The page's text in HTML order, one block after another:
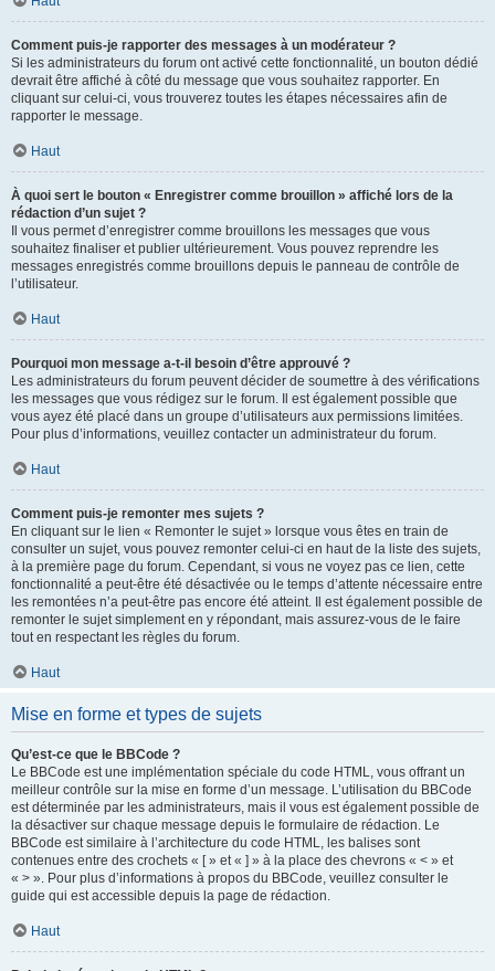
Comment puis-je rapporter des messages à un modérateur ?
Si les administrateurs du forum ont activé cette fonctionnalité, un bouton dédié
devrait être affiché à côté du message que vous souhaitez rapporter. En
cliquant sur celui-ci, vous trouverez toutes les étapes nécessaires afin de
rapporter le message.
Haut
À quoi sert le bouton « Enregistrer comme brouillon » affiché lors de la
rédaction d’un sujet ?
Il vous permet d’enregistrer comme brouillons les messages que vous
souhaitez finaliser et publier ultérieurement. Vous pouvez reprendre les
messages enregistrés comme brouillons depuis le panneau de contrôle de
l’utilisateur.
Haut
Pourquoi mon message a-t-il besoin d’être approuvé ?
Les administrateurs du forum peuvent décider de soumettre à des vérifications
les messages que vous rédigez sur le forum. Il est également possible que
vous ayez été placé dans un groupe d’utilisateurs aux permissions limitées.
Pour plus d’informations, veuillez contacter un administrateur du forum.
Haut
Comment puis-je remonter mes sujets ?
En cliquant sur le lien « Remonter le sujet » lorsque vous êtes en train de
consulter un sujet, vous pouvez remonter celui-ci en haut de la liste des sujets,
à la première page du forum. Cependant, si vous ne voyez pas ce lien, cette
fonctionnalité a peut-être été désactivée ou le temps d’attente nécessaire entre
les remontées n’a peut-être pas encore été atteint. Il est également possible de
remonter le sujet simplement en y répondant, mais assurez-vous de le faire
tout en respectant les règles du forum.
Haut
Mise en forme et types de sujets
Qu’est-ce que le BBCode ?
Le BBCode est une implémentation spéciale du code HTML, vous offrant un
meilleur contrôle sur la mise en forme d’un message. L’utilisation du BBCode
est déterminée par les administrateurs, mais il vous est également possible de
la désactiver sur chaque message depuis le formulaire de rédaction. Le
BBCode est similaire à l’architecture du code HTML, les balises sont
contenues entre des crochets « [ » et « ] » à la place des chevrons « < » et
« > ». Pour plus d’informations à propos du BBCode, veuillez consulter le
guide qui est accessible depuis la page de rédaction.
Haut